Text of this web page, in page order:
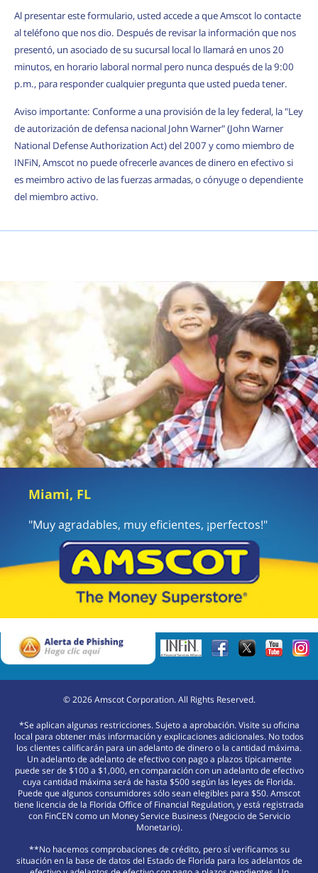
Al presentar este formulario, usted accede a que Amscot lo contacte
al teléfono que nos dio. Después de revisar la información que nos
presentó, un asociado de su sucursal local lo llamará en unos 20
minutos, en horario laboral normal pero nunca después de la 9:00
p.m., para responder cualquier pregunta que usted pueda tener.
Aviso importante: Conforme a una provisión de la ley federal, la "Ley
de autorización de defensa nacional John Warner" (John Warner
National Defense Authorization Act) del 2007 y como miembro de
INFiN, Amscot no puede ofrecerle avances de dinero en efectivo si
es meimbro activo de las fuerzas armadas, o cónyuge o dependiente
del miembro activo.
Miami, FL
"Muy agradables, muy eficientes, ¡perfectos!"
©2026Amscot Corporation. All Rights Reserved.
*Se aplican algunas restricciones. Sujeto a aprobación. Visite su oficina
local para obtener más información y explicaciones adicionales. No todos
los clientes calificarán para un adelanto de dinero o la cantidad máxima.
Un adelanto de adelanto de efectivo con pago a plazos típicamente
puede ser de $100 a $1,000, en comparación con un adelanto de efectivo
cuya cantidad máxima será de hasta $500 según las leyes de Florida.
Puede que algunos consumidores sólo sean elegibles para $50. Amscot
tiene licencia de la Florida Office of Financial Regulation, y está registrada
con FinCEN como un Money Service Business (Negocio de Servicio
Monetario).
**No hacemos comprobaciones de crédito, pero sí verificamos su
situación en la base de datos del Estado de Florida para los adelantos de